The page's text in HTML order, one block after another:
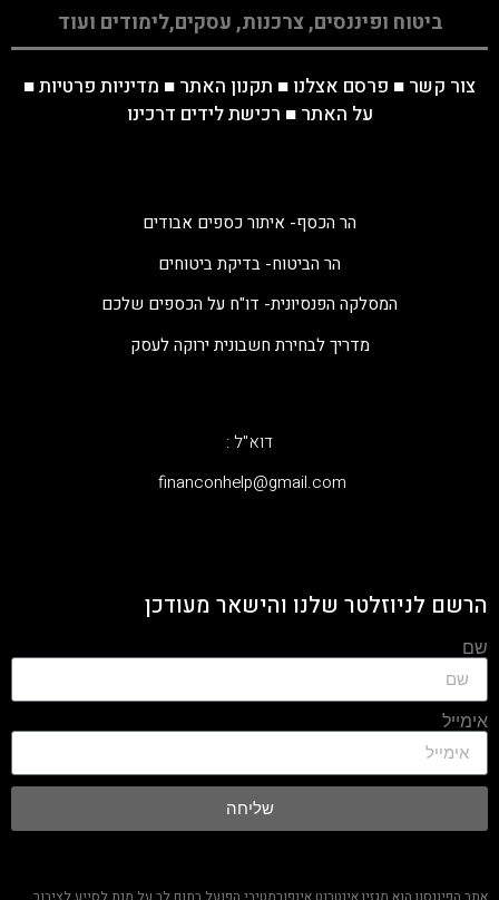
ביטוח ופיננסים, צרכנות, עסקים,לימודים ועוד
צור קשר ■ פרסם אצלנו ■ תקנון האתר ■ מדיניות פרטיות■
על האתר ■ רכישת לידים דרכינו
הר הכסף- איתור כספים אבודים
הר הביטוח- בדיקת ביטוחים
המסלקה הפנסיונית- דו"ח על הכספים שלכם
מדריך לבחירת חשבונית ירוקה לעסק
דוא"ל :
‫financonhelp@gmail.com‬
הרשם לניוזלטר שלנו והישאר מעודכן
שם
אימייל
שליחה